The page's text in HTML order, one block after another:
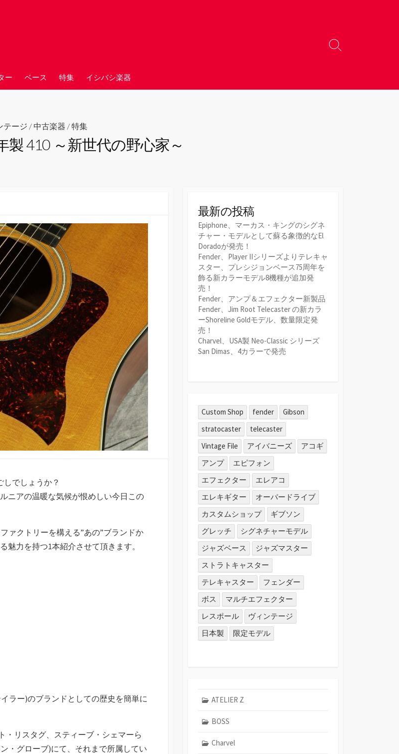
ー ベース 特集 イシバシ楽器
検
替
テージ / 中古楽器 /特集
製 410 ～新世代の野心家～
でしょうか？
ニアの温暖な気候が恨めしい今日この
ァクトリーを構える”あの”ブランドか
魅力を持つ1本紹介させて頂きます。
ラー)のブランドとしての歴史を簡単に
・リスタグ、スティーブ・シェマーら
・グローブ)にて、それまで所属してい
最新の投稿
Epiphone、マーカス・キングのシグネ
チャー・モデルとして蘇る象徴的なEl
Doradoが発売！
Fender、Player IIシリーズよりテレキャ
スター、プレシジョンベース75周年を
飾る新カラーモデル8機種が追加発
売！
Fender、アンプ＆エフェクター新製品
Fender、Jim Root Telecaster の新カラ
ーShoreline Goldモデル、数量限定発
売！
Charvel、USA製 Neo-Classic シリーズ
San Dimas、4カラーで発売
Custom Shop fender
Gibson
stratocaster
telecaster
Vintage File
アイバニーズ
アコギ
アンプ
エピフォン
エフェクター
エレアコ
エレキギター
オーバードライブ
カスタムショップ
ギブソン
グレッチ
シグネチャーモデル
ジャズベース
ジャズマスター
ストラトキャスター
テレキャスター
フェンダー
ボス
マルチエフェクター
レスポール
ヴィンテージ
日本製
限定モデル
ATELIER Z
BOSS
Charvel